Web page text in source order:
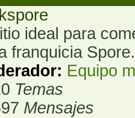
ideal para
franquicia Spore.
Equipo
Temas
Mensajes